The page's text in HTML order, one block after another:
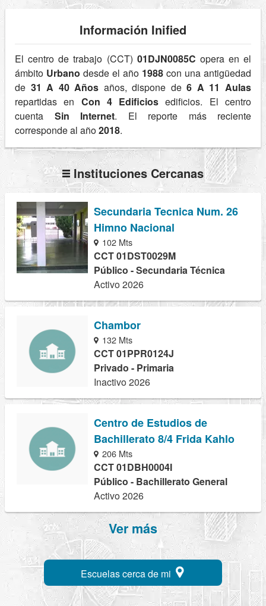
Información Inified
El centro de trabajo (CCT) 01DJN0085C opera en el
ámbito Urbano desde el año 1988 con una antigüedad
de 31 A 40 Años años, dispone de6 A 11 Aulas
repartidas en Con 4 Edificios edificios. El centro
cuenta Sin Internet. El reporte más reciente
corresponde al año2018.
Instituciones Cercanas
Secundaria Tecnica Num. 26
Himno Nacional
102 Mts
CCT 01DST0029M
Público - Secundaria Técnica
Activo 2026
Chambor
132 Mts
CCT 01PPR0124J
Privado - Primaria
Inactivo 2026
Centro de Estudios de
Bachillerato 8/4 Frida Kahlo
206 Mts
CCT 01DBH0004I
Público - Bachillerato General
Activo 2026
Ver más
Escuelas cerca de mi